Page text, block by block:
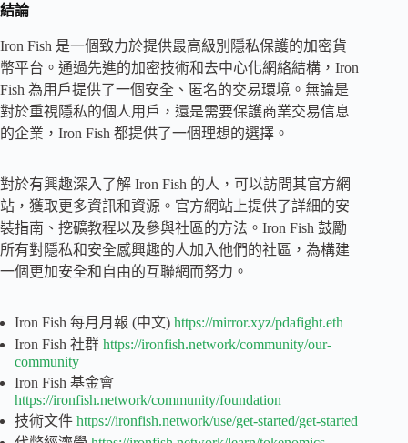
結論
Iron Fish 是一個致力於提供最高級別隱私保護的加密貨
幣平台。通過先進的加密技術和去中心化網絡結構，Iron
Fish 為用戶提供了一個安全、匿名的交易環境。無論是
對於重視隱私的個人用戶，還是需要保護商業交易信息
的企業，Iron Fish 都提供了一個理想的選擇。
對於有興趣深入了解 Iron Fish 的人，可以訪問其官方網
站，獲取更多資訊和資源。官方網站上提供了詳細的安
裝指南、挖礦教程以及參與社區的方法。Iron Fish 鼓勵
所有對隱私和安全感興趣的人加入他們的社區，為構建
一個更加安全和自由的互聯網而努力。
Iron Fish 每月月報 (中文) https://mirror.xyz/pdafight.eth
Iron Fish 社群 https://ironfish.network/community/our-
community
Iron Fish 基金會
https://ironfish.network/community/foundation
技術文件 https://ironfish.network/use/get-started/get-started